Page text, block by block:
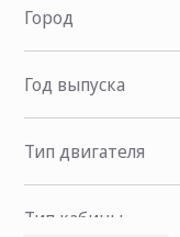
Город
Год выпуска
Тип двигателя
Тип кабины